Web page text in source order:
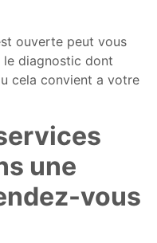
ouverte peut vous
diagnostic dont
cela convient a votre
une
vous